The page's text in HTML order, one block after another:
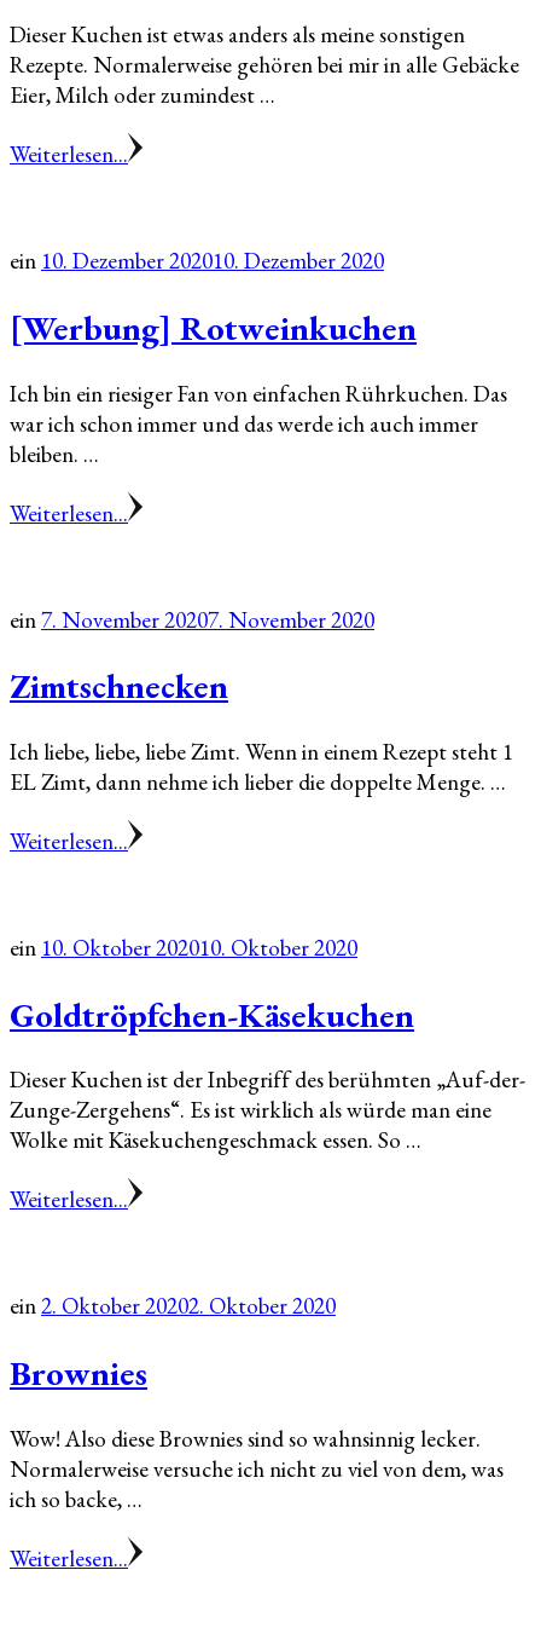
Dieser Kuchen ist etwas anders als meine sonstigen
Rezepte. Normalerweise gehören bei mir in alle Gebäcke
Eier, Milch oder zumindest …
Weiterlesen...
ein 10. Dezember 202010. Dezember 2020
[Werbung] Rotweinkuchen
Ich bin ein riesiger Fan von einfachen Rührkuchen. Das
war ich schon immer und das werde ich auch immer
bleiben. …
Weiterlesen...
ein7. November 20207. November 2020
Zimtschnecken
Ich liebe, liebe, liebe Zimt. Wenn in einem Rezept steht 1
EL Zimt, dann nehme ich lieber die doppelte Menge. …
Weiterlesen...
ein 10. Oktober 202010. Oktober 2020
Goldtröpfchen-Käsekuchen
Dieser Kuchen ist der Inbegriff des berühmten „Auf-der-
Zunge-Zergehens“. Es ist wirklich als würde man eine
Wolke mit Käsekuchengeschmack essen. So …
Weiterlesen...
ein2. Oktober 20202. Oktober 2020
Brownies
Wow! Also diese Brownies sind so wahnsinnig lecker.
Normalerweise versuche ich nicht zu viel von dem, was
ich so backe, …
Weiterlesen...